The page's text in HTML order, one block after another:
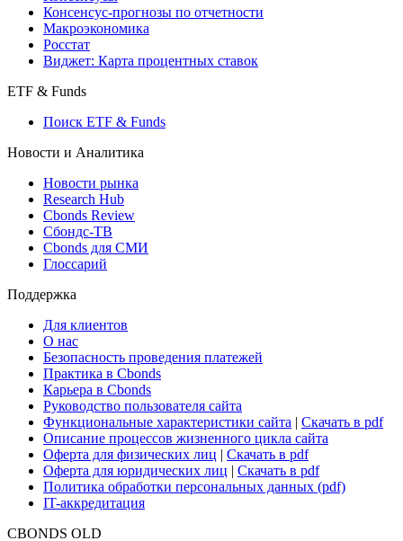
Поиск индексов
Страницы стран
Создать индекс
Консенсусы
Макроэкономика
Виджет: Карта процентных ставок
ETF & Funds
Поиск ETF & Funds
Новости и Аналитика
Новости рынка
Research Hub
Сбондс-ТВ
Глоссарий
Поддержка
Для клиентов
О нас
Безопасность проведения платежей
Практика в Cbonds
Карьера в Cbonds
Руководство пользователя сайта
Функциональные характеристики сайта|Скачать в pdf
Описание процессов жизненного цикла сайта
Оферта для юридических лиц